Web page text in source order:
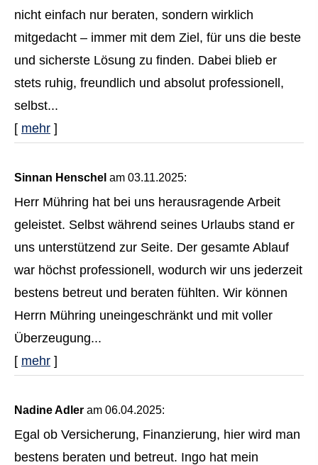
nicht einfach nur beraten, sondern wirklich
mitgedacht – immer mit dem Ziel, für uns die beste
und sicherste Lösung zu finden. Dabei blieb er
stets ruhig, freundlich und absolut professionell,
selbst...
[ mehr ]
Sinnan Henschel am 03.11.2025:
Herr Mühring hat bei uns herausragende Arbeit
geleistet. Selbst während seines Urlaubs stand er
uns unterstützend zur Seite. Der gesamte Ablauf
war höchst professionell, wodurch wir uns jederzeit
bestens betreut und beraten fühlten. Wir können
Herrn Mühring uneingeschränkt und mit voller
Überzeugung...
[ mehr ]
Nadine Adler am 06.04.2025:
Egal ob Versicherung, Finanzierung, hier wird man
bestens beraten und betreut. Ingo hat mein